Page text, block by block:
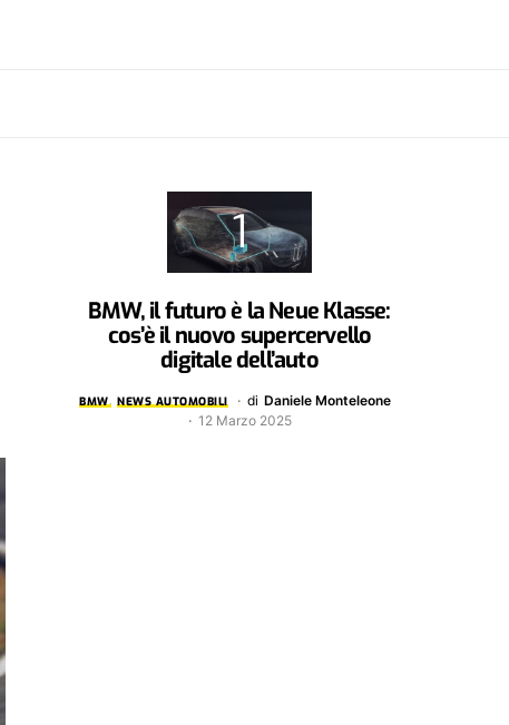
BMW, il futuro è la Neue Klasse:
cos’è il nuovo supercervello
digitale dell’auto
BMW NEWS AUTOMOBILI di Daniele Monteleone
12 Marzo 2025